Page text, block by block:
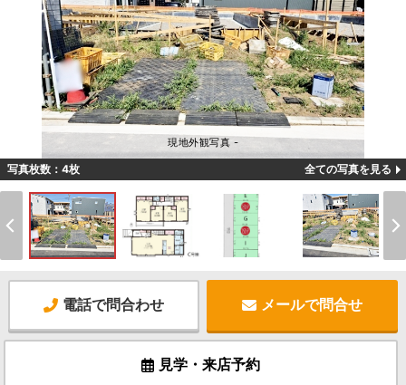
現地外観写真 -
写真枚数：4枚 全ての写真を見る
電話で問合わせ メールで問合せ
見学・来店予約